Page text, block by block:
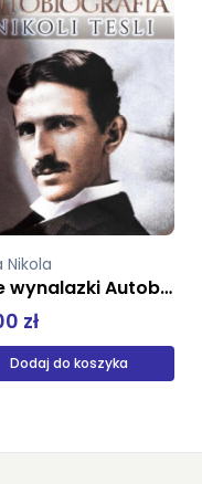
Nikola
Moje wynalazki Autobiografia Nikoli Tesli
zł
Dodaj do koszyka